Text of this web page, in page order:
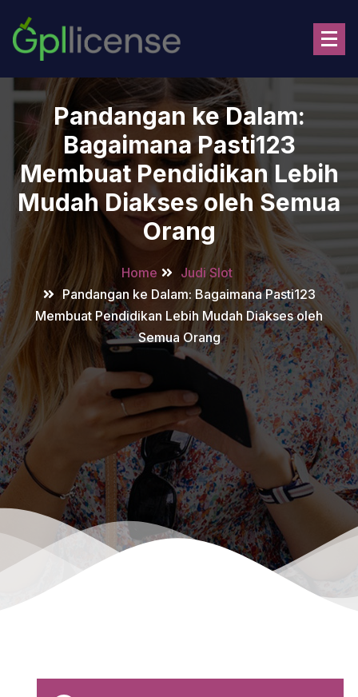
content
Pandangan ke Dalam:
Bagaimana Pasti123
Membuat Pendidikan Lebih
Mudah Diakses oleh Semua
Orang
Home
Judi Slot
Pandangan ke Dalam: Bagaimana Pasti123
Membuat Pendidikan Lebih Mudah Diakses oleh
Semua Orang